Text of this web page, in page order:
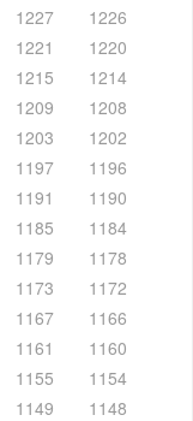
1227
1226
1221
1220
1215
1214
1209
1208
1203
1202
1197
1196
1191
1190
1185
1184
1179
1178
1173
1172
1167
1166
1161
1160
1155
1154
1149
1148